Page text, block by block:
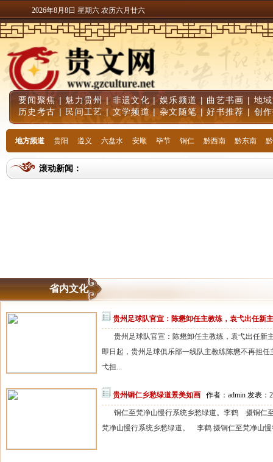
2026年8月8日 星期六 农历六月廿六
要闻聚焦| 魅力贵州|非遗文化 |娱乐频道 | 曲艺书画 | 地
历史考古 | 民间工艺 |文学频道|杂文随笔 |好书推荐 | 创
地方频道 贵阳 遵义 六盘水 安顺 毕节 铜仁 黔西南 黔东南
滚动新闻：
省内文化
贵州足球队官宣：陈懋卸任主教练，袁弋出任新主
贵州足球队官宣：陈懋卸任主教练，袁弋出任新
即日起，贵州足球俱乐部一线队主教练陈懋不再担
弋担...
贵州铜仁乡愁绿道景美如画 作者：admin 发表：
铜仁至梵净山慢行系统乡愁绿道。李鹤 摄铜仁
梵净山慢行系统乡愁绿道。 李鹤 摄铜仁至梵净山